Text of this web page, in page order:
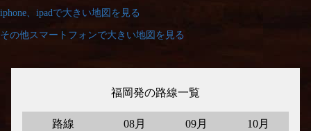
iphone、ipadで大きい地図を見る
その他スマートフォンで大きい地図を見る
福岡発の路線一覧
路線 08月 09月 10月